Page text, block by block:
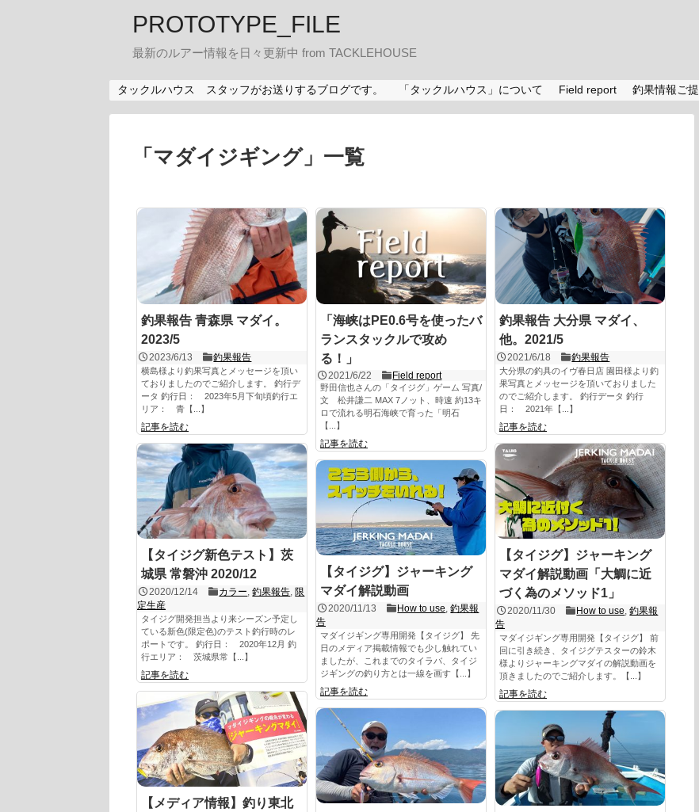
PROTOTYPE_FILE
最新のルアー情報を日々更新中 from TACKLEHOUSE
タックルハウス スタッフがお送りするブログです。 「タックルハウス」について Field report 釣果情報ご
「 マダイジギング」 一覧
釣果報告 青森県 マダイ。
2023/5
2023/6/13 釣果報告
横島様より釣果写真とメッセージを頂い
ておりましたのでご紹介します。 釣行デ
ータ 釣行日： 2023年5月下旬頃釣行エ
リア： 青【...】
記事を読む
「海峡はPE0.6号を使ったバ
ランスタックルで攻め
る！」
2021/6/22 Field report
野田信也さんの「タイジグ」ゲーム 写真/
文 松井謙二 MAX 7ノット、時速 約13キ
ロで流れる明石海峡で育った「明石
【...】
記事を読む
釣果報告 大分県 マダイ、
他。2021/5
2021/6/18 釣果報告
大分県の釣具のイヴ春日店 園田様より釣
果写真とメッセージを頂いておりました
のでご紹介します。 釣行データ 釣行
日： 2021年【...】
記事を読む
【タイジグ新色テスト】茨
城県 常磐沖 2020/12
2020/12/14 カラー,釣果報告, 限
定生産
タイジグ開発担当より来シーズン予定し
ている新色(限定色)のテスト釣行時のレ
ポートです。 釣行日： 2020年12月 釣
行エリア： 茨城県常【...】
記事を読む
【タイジグ】ジャーキング
マダイ解説動画「大鯛に近
づく為のメソッド1」
2020/11/30 How to use,釣果報
告
マダイジギング専用開発【タイジグ】 前
回に引き続き、タイジグテスターの鈴木
様よりジャーキングマダイの解説動画を
頂きましたのでご紹介します。【...】
記事を読む
【タイジグ】ジャーキング
マダイ解説動画
2020/11/13 How to use,釣果報
告
マダイジギング専用開発【タイジグ】 先
日のメディア掲載情報でも少し触れてい
ましたが、これまでのタイラバ、タイジ
ジギングの釣り方とは一線を画す【...】
記事を読む
【メディア情報】釣り東北